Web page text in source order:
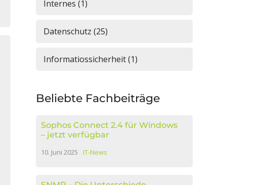
Internes (1)
Datenschutz (25)
Informatiossicherheit (1)
Beliebte Fachbeiträge
Sophos Connect 2.4 für Windows
– jetzt verfügbar
10. Juni 2025 IT-News